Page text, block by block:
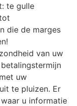
te gulle
die de marges
van uw
uw
te pluizen. Er
u informatie